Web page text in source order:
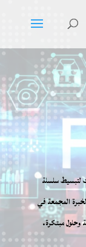
لتبسيط سلسلة
مع أكثر من 15 عامًا من الخبرة المجمعة في
وحلول مبتكرة.